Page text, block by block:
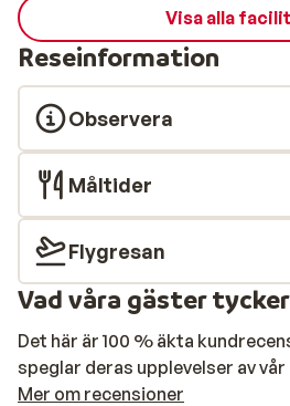
Visa alla
Reseinformation
Observera
Måltider
Flygresan
Vad våra gäster tycker
Det här är 100 % äkta
speglar deras upplevelser av
Mer om recensioner